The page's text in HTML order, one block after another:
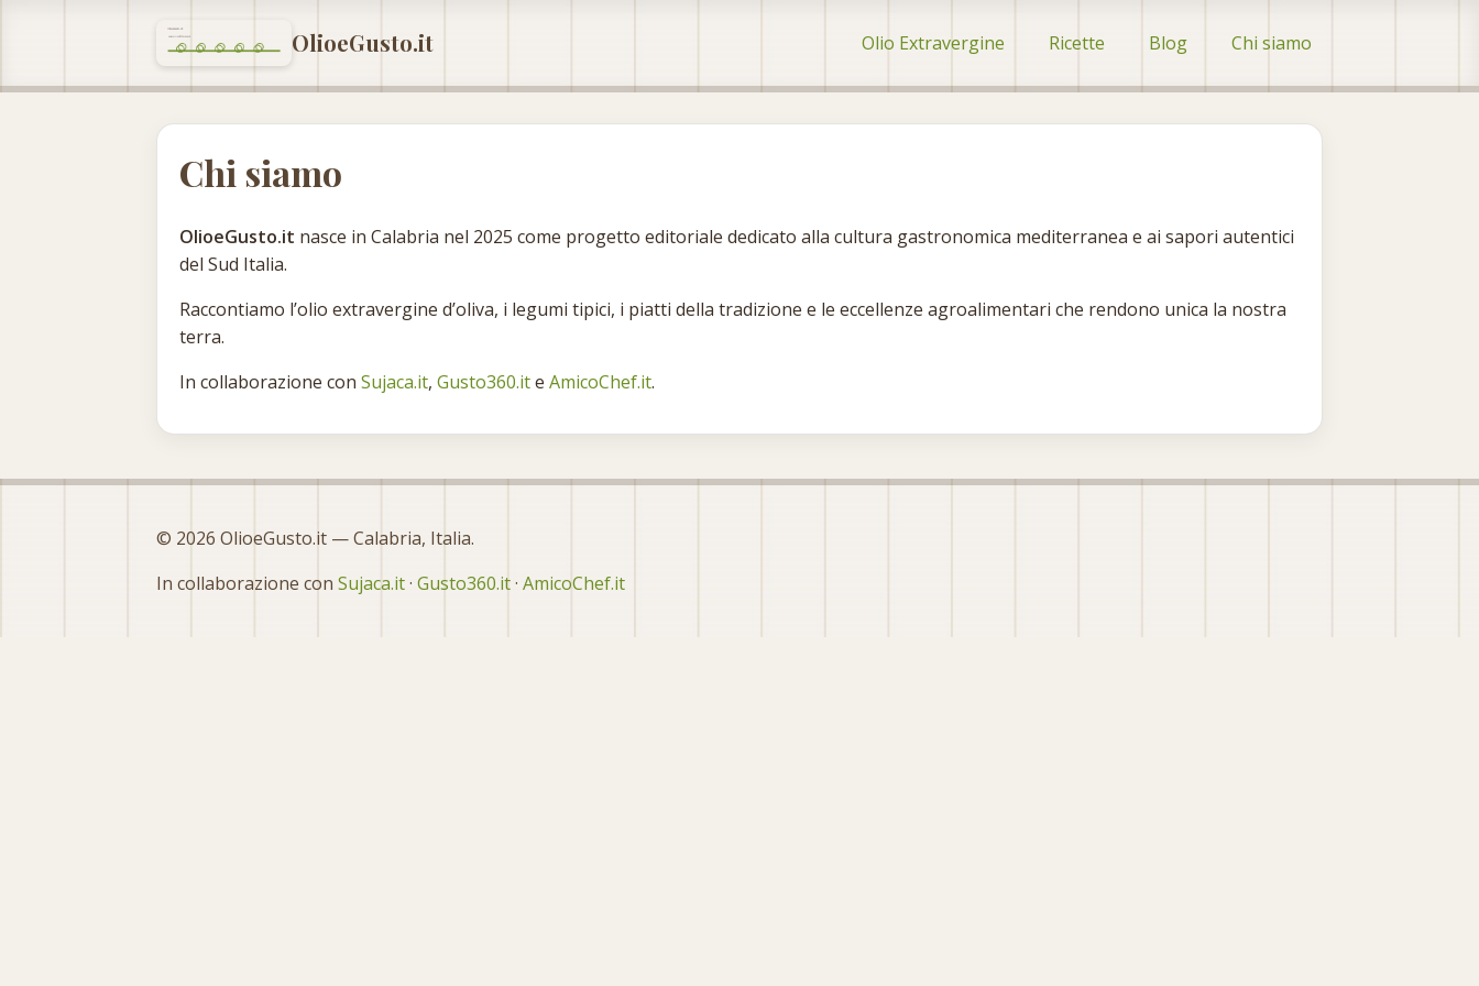
OlioeGusto.it Olio Extravergine Ricette Blog Chi siamo
Chi siamo
OlioeGusto.it nasce in Calabria nel 2025 come progetto editoriale dedicato alla cultura gastronomica mediterranea e ai sapori autentici
del Sud Italia.
Raccontiamo l’olio extravergine d’oliva, i legumi tipici, i piatti della tradizione e le eccellenze agroalimentari che rendono unica la nostra
terra.
In collaborazione con Sujaca.it, Gusto360.ite AmicoChef.it.
© 2026 OlioeGusto.it — Calabria, Italia.
In collaborazione con Sujaca.it· Gusto360.it· AmicoChef.it